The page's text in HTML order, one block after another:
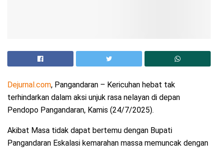
Dejurnal.com, Pangandaran – Kericuhan hebat tak
terhindarkan dalam aksi unjuk rasa nelayan di depan
Pendopo Pangandaran, Kamis (24/7/2025).
Akibat Masa tidak dapat bertemu dengan Bupati
Pangandaran Eskalasi kemarahan massa memuncak dengan